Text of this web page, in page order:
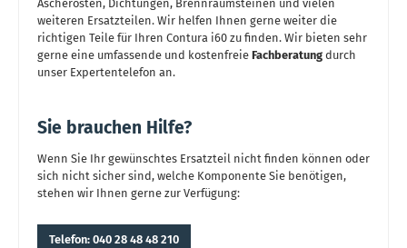
Ascherosten, Dichtungen, Brennraumsteinen und vielen
weiteren Ersatzteilen. Wir helfen Ihnen gerne weiter die
richtigen Teile für Ihren Contura i60 zu finden. Wir bieten sehr
gerne eine umfassende und kostenfreie Fachberatung durch
unser Expertentelefon an.
Sie brauchen Hilfe?
Wenn Sie Ihr gewünschtes Ersatzteil nicht finden können oder
sich nicht sicher sind, welche Komponente Sie benötigen,
stehen wir Ihnen gerne zur Verfügung:
Telefon: 040 28 48 48 210